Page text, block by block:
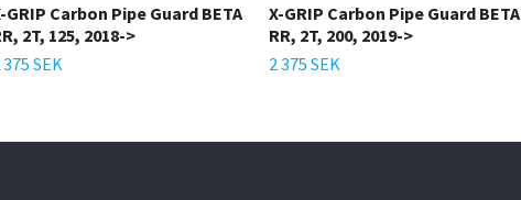
GRIP Carbon Pipe Guard BETA
2T, 125, 2018->
375 SEK
X-GRIP Carbon Pipe Guard BETA
RR, 2T, 200, 2019->
2 375 SEK